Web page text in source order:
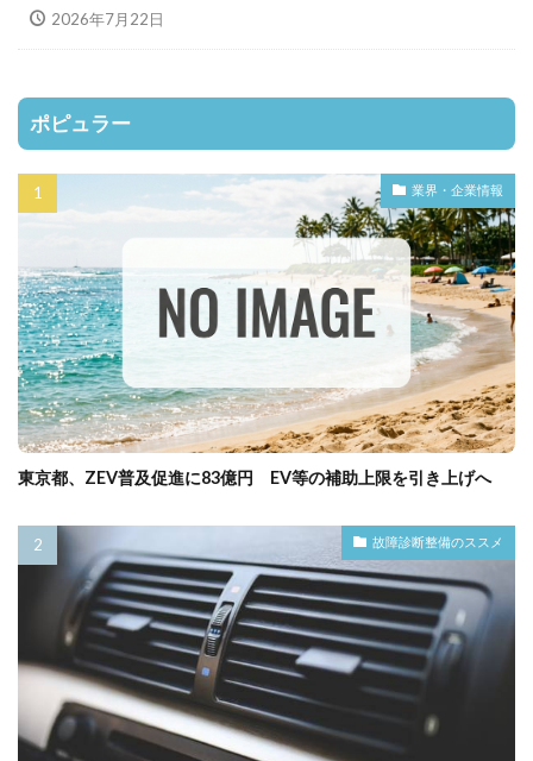
2026年7月22日
ポピュラー
業界・企業情報
東京都、ZEV普及促進に83億円 EV等の補助上限を引き上げへ
故障診断整備のススメ